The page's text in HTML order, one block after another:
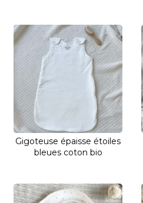
Gigoteuse épaisse étoiles
bleues coton bio